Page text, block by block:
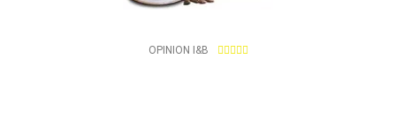
OPINION I&B 4